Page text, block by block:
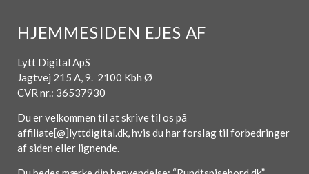
HJEMMESIDEN EJES AF
Lytt Digital ApS
Jagtvej 215 A, 9. 2100 Kbh Ø
CVR nr.: 36537930
Du er velkommen til at skrive til os på
affiliate[@]lyttdigital.dk, hvis du har forslag til forbedringer
af siden eller lignende.